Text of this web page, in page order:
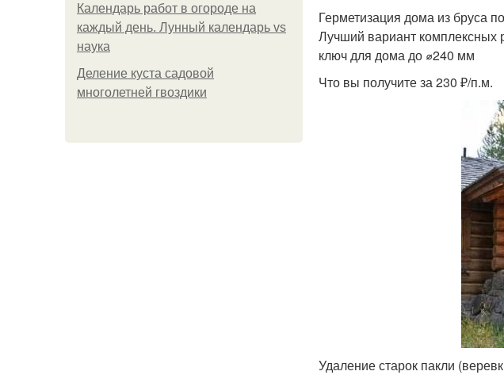
Календарь работ в огороде на
каждый день. Лунный календарь vs
наука
Деление куста садовой
многолетней гвоздики
Герметизация дома из бруса
Лучший вариант комплексных
ключ для дома до ⌀240 мм
Что вы получите за 230 ₽/п.м.
Удаление старок пакли